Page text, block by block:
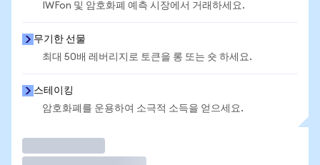
IWFon 및 암호화폐 예측 시장에서 거래하세요.
무기한 선물
최대 50배 레버리지로 토큰을 롱 또는 숏 하세요.
스테이킹
암호화폐를 운용하여 소극적 소득을 얻으세요.